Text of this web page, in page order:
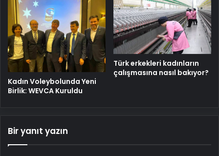
Kadın Voleybolunda Yeni
Birlik: WEVCA Kuruldu
Türk erkekleri kadınların
çalışmasına nasıl bakıyor?
Bir yanıt yazın